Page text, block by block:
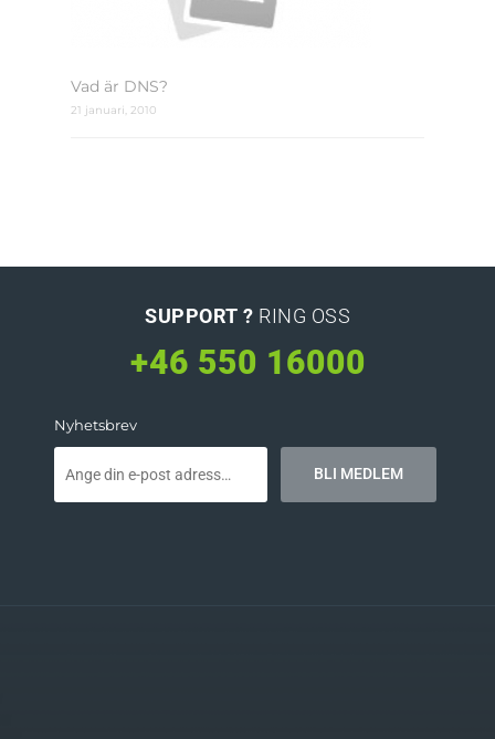
Vad är DNS?
21 januari, 2010
SUPPORT ? RING OSS
+46 550 16000
Nyhetsbrev